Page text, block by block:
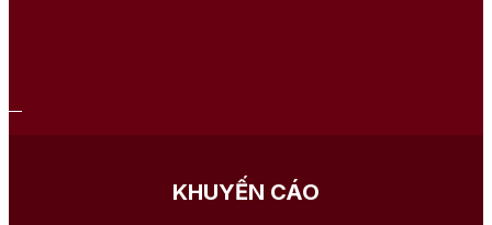
KHUYẾN CÁO